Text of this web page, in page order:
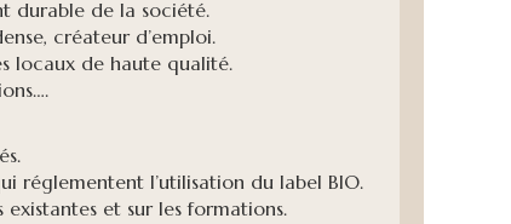
durable de la société.
créateur d’emploi.
locaux de haute qualité.
réglementent l’utilisation du label BIO.
existantes et sur les formations.